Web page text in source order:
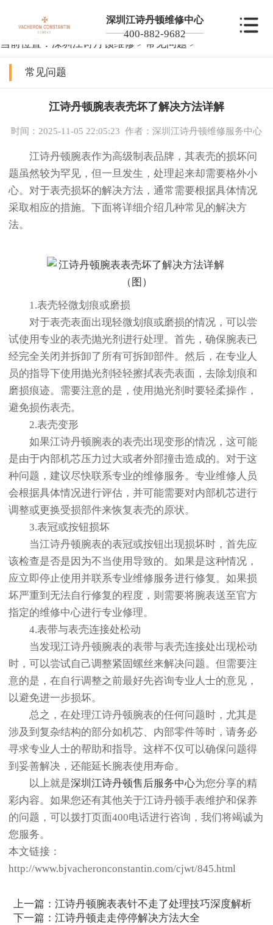
深圳江诗丹顿维修中心
400-882-9682
当前位置： 深圳江诗丹顿维修 > 常见问题 >
常见问题
江诗丹顿腕表表壳坏了解决方法详解
时间：2025-11-05 22:05:23 作者：深圳江诗丹顿维修服务中心
江诗丹顿腕表作为高级制表品牌，其表壳的损坏问
题虽然较为罕见，但一旦发生，处理起来却需要格外小
心。对于表壳损坏的解决方法，通常需要根据具体情况
采取相应的措施。下面将详细介绍几种常见的解决方
法。
1.表壳轻微划痕或磨损
对于表壳表面出现轻微划痕或磨损的情况，可以尝
试使用专业的表壳抛光剂进行处理。首先，确保腕表已
经完全关闭并拆卸了所有可拆卸部件。然后，在专业人
员的指导下使用抛光剂轻轻擦拭表壳表面，去除划痕和
磨损痕迹。需要注意的是，使用抛光剂时要轻柔操作，
避免损伤表壳。
2.表壳变形
如果江诗丹顿腕表的表壳出现变形的情况，这可能
是由于内部机芯压力过大或者外部撞击造成的。对于这
种问题，建议尽快联系专业的维修服务。专业维修人员
会根据具体情况进行评估，并可能需要对内部机芯进行
调整或更换受损部件来恢复表壳的原状。
3.表冠或按钮损坏
当江诗丹顿腕表的表冠或按钮出现损坏时，首先应
该检查是否是因为不当使用导致的。如果是这种情况，
应立即停止使用并联系专业维修服务进行修复。如果损
坏严重到无法自行修复的程度，则需要将腕表送至官方
指定的维修中心进行专业修理。
4.表带与表壳连接处松动
当发现江诗丹顿腕表的表带与表壳连接处出现松动
时，可以尝试自己调整紧固螺丝来解决问题。但需要注
意的是，在自行调整之前最好先咨询专业人士的意见，
以避免进一步损坏。
总之，在处理江诗丹顿腕表的任何问题时，尤其是
涉及到复杂结构的部分如机芯、内部零件等时，请务必
寻求专业人士的帮助和指导。这样不仅可以确保问题得
到妥善解决，还能延长腕表使用寿命。
以上就是深圳江诗丹顿售后服务中心为您分享的精
彩内容。如果您还有其他关于江诗丹顿手表维护和保养
的问题，可以拨打页面400电话进行咨询，我们将竭诚为
您服务。
本文链接：
http://www.bjvacheronconstantin.com/cjwt/845.html
上一篇：江诗丹顿腕表表针不走了处理技巧深度解析
下一篇：江诗丹顿走走停停解决方法大全